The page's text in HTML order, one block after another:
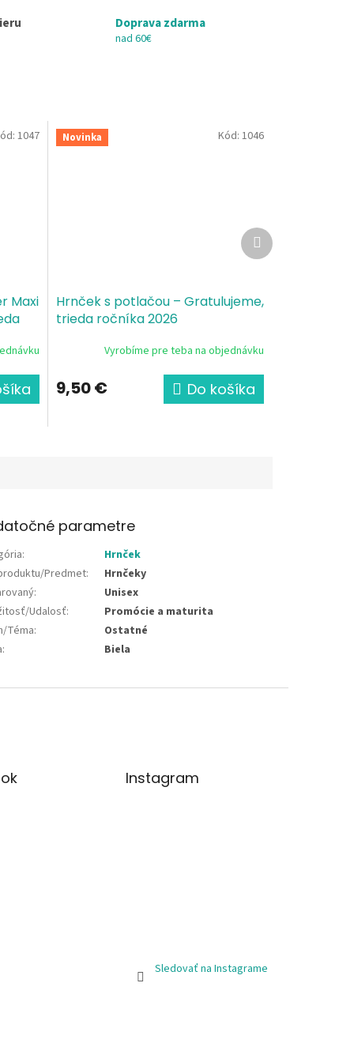
Doprava zdarma
nad 60€
Maxi
1047 Novinka
Hrnček s potlačou – Gratulujeme,
trieda ročníka 2026
Vyrobíme pre teba na objednávku
9,50 € Do košíka
Kód: 1046
Ďalší
produkt
parametre
:
Hrnček
Predmet:
Hrnčeky
:
Unisex
Udalosť:
Promócie a maturita
Téma:
Ostatné
: Biela
Instagram
Sledovať na Instagrame